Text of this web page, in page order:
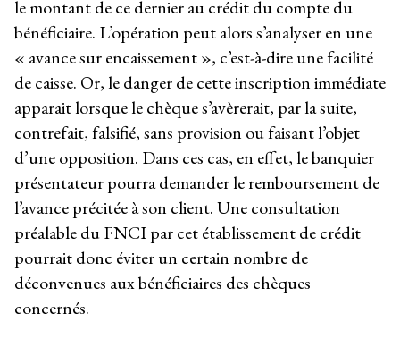
le montant de ce dernier au crédit du compte du
bénéficiaire. L’opération peut alors s’analyser en une
« avance sur encaissement », c’est-à-dire une facilité
de caisse. Or, le danger de cette inscription immédiate
apparait lorsque le chèque s’avèrerait, par la suite,
contrefait, falsifié, sans provision ou faisant l’objet
d’une opposition. Dans ces cas, en effet, le banquier
présentateur pourra demander le remboursement de
l’avance précitée à son client. Une consultation
préalable du FNCI par cet établissement de crédit
pourrait donc éviter un certain nombre de
déconvenues aux bénéficiaires des chèques
concernés.